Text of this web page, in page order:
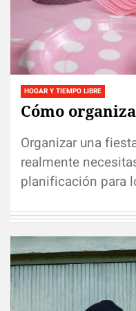
HOGAR Y TIEMPO LIBRE
Cómo
Organizar una
realmente
planificación para